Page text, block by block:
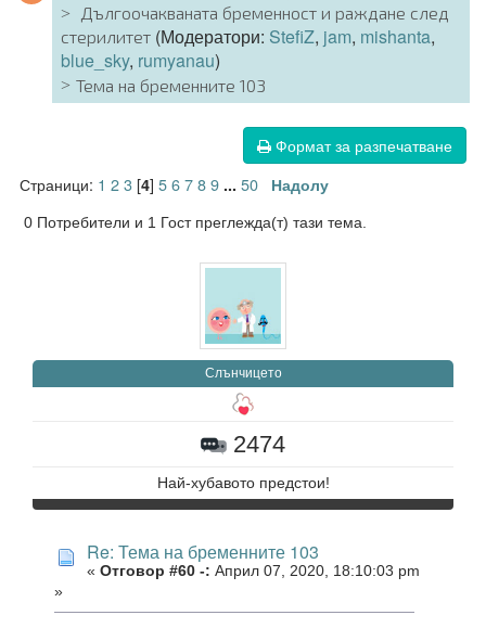
Дългоочакваната бременност и раждане след
стерилитет(Модератори: StefiZ, jam, mishanta,
blue_sky, rumyanau)
Тема на бременните 103
Формат за разпечатване
Страници: 1 23[4] 56789 ... 50 Надолу
0 Потребители и 1 Гост преглежда(т) тази тема.
Слънчицето
2474
Най-хубавото предстои!
Re: Тема на бременните 103
« Отговор #60 -: Април 07, 2020, 18:10:03 pm
»